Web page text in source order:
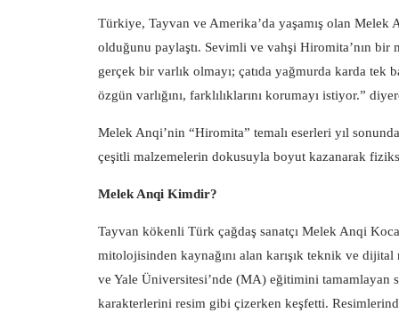
Türkiye, Tayvan ve Amerika’da yaşamış olan Melek
olduğunu paylaştı. Sevimli ve vahşi Hiromita’nın
gerçek bir varlık olmayı; çatıda yağmurda karda
özgün varlığını, farklılıklarını korumayı istiyor.”
Melek Anqi’nin “Hiromita” temalı eserleri yıl
çeşitli malzemelerin dokusuyla boyut kazanarak
Melek Anqi Kimdir?
Tayvan kökenli Türk çağdaş sanatçı Melek Anqi
mitolojisinden kaynağını alan karışık teknik ve
ve Yale Üniversitesi’nde (MA) eğitimini tamamlayan
karakterlerini resim gibi çizerken keşfetti.